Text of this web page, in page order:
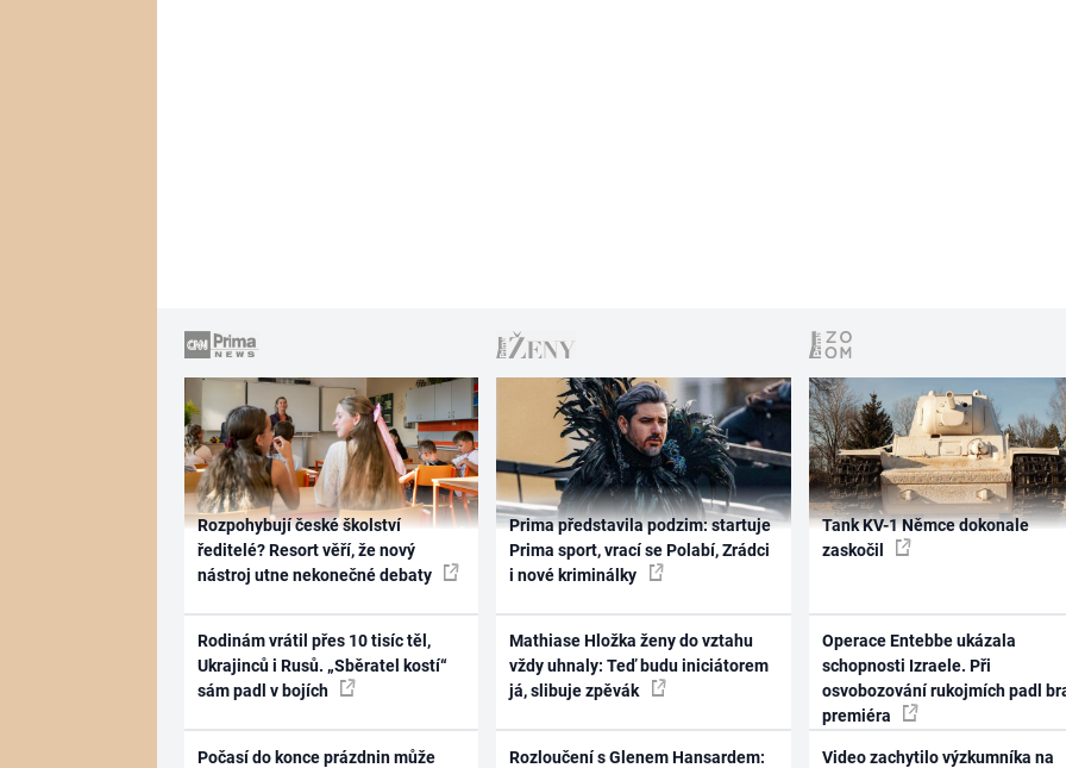
Rozpohybují české školství
ředitelé? Resort věří, že nový
nástroj utne nekonečné debaty
Rodinám vrátil přes 10 tisíc těl,
Ukrajinců i Rusů. „Sběratel kostí“
sám padl v bojích
Počasí do konce prázdnin může
Prima představila podzim: startuje
Prima sport, vrací se Polabí, Zrádci
i nové kriminálky
Mathiase Hložka ženy do vztahu
vždy uhnaly: Teď budu iniciátorem
já, slibuje zpěvák
Rozloučení s Glenem Hansardem:
Tank KV-1 Němce dokonale
zaskočil
Operace Entebbe ukázala
schopnosti Izraele. Při
osvobozování rukojmích padl
premiéra
Video zachytilo výzkumníka na